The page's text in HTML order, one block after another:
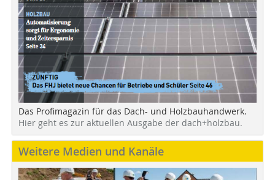
Das Profimagazin für das Dach- und Holzbauhandwerk.
Hier geht es zur aktuellen Ausgabe der dach+holzbau.
Weitere Medien und Kanäle